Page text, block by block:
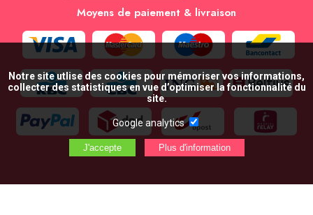
Moyens de paiement & livraison
Notre site utlise des cookies pour mémoriser vos informations,
collecter des statistiques en vue d’optimiser la fonctionnalité du
site.
Google analytics